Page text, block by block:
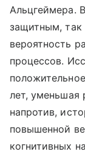
Альцгеймера.
защитным, так
вероятность
процессов.
лет, уменьшая
напротив,
повышенной
когнитивных